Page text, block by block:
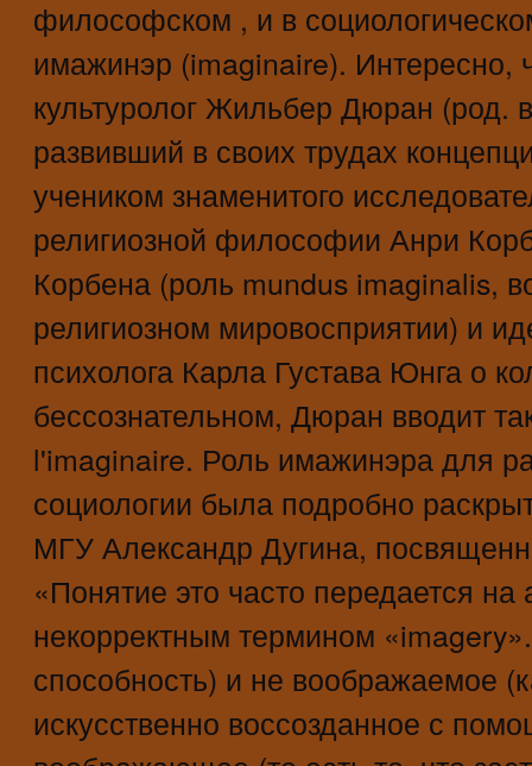
философском , и в
имажинэр (imaginaire). Интересно,
культуролог Жильбер Дюран (род.
развивший в своих трудах
учеником знаменитого
религиозной философии Анри
Корбена (роль mundus imaginalis,
религиозном мировосприятии) и
психолога Карла Густава Юнга о
бессознательном, Дюран вводит
l'imaginaire. Роль имажинэра для
социологии была подробно
МГУ Александр Дугина,
«Понятие это часто передается на
некорректным термином
способность) и не воображаемое
искусственно воссозданное с